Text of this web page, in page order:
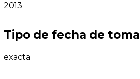
2013
Tipo de fecha de toma
exacta